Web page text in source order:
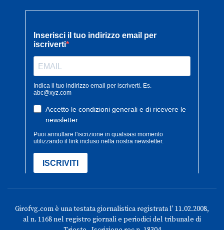
Girofvg.com è una testata giornalistica registrata l' 11.02.2008,
al n. 1168 nel registro giornali e periodici del tribunale di